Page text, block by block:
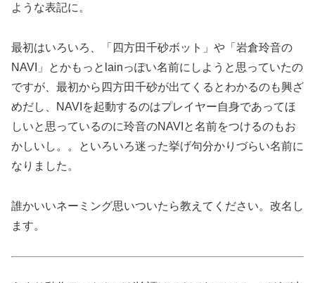
ような表記に。
最初はいろいろ、「四方田千砂ボット」や「岩倉玲音の
NAVI」とかもっとlainっぽい名前にしようと思っていたの
ですが、最初から四方田千砂が出てくるとわかるのも興ざ
めだし、NAVIを起動するのはプレイヤー自身であってほ
しいと思っているのに玲音のNAVIと名前をつけるのもお
かしいし。。といろいろ迷った挙げ句分かりづらい名前に
なりました。
誰かいいネーミング思いついたら教えてください。改名し
ます。